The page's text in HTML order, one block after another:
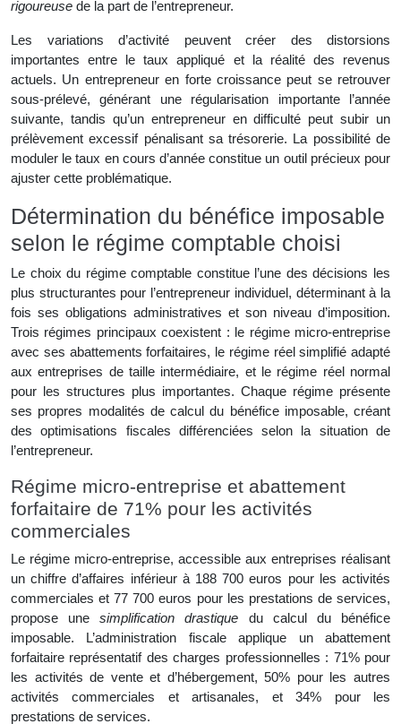
rigoureuse de la part de l’entrepreneur.
Les variations d’activité peuvent créer des distorsions
importantes entre le taux appliqué et la réalité des revenus
actuels. Un entrepreneur en forte croissance peut se retrouver
sous-prélevé, générant une régularisation importante l’année
suivante, tandis qu’un entrepreneur en difficulté peut subir un
prélèvement excessif pénalisant sa trésorerie. La possibilité de
moduler le taux en cours d’année constitue un outil précieux pour
ajuster cette problématique.
Détermination du bénéfice imposable
selon le régime comptable choisi
Le choix du régime comptable constitue l’une des décisions les
plus structurantes pour l’entrepreneur individuel, déterminant à la
fois ses obligations administratives et son niveau d’imposition.
Trois régimes principaux coexistent : le régime micro-entreprise
avec ses abattements forfaitaires, le régime réel simplifié adapté
aux entreprises de taille intermédiaire, et le régime réel normal
pour les structures plus importantes. Chaque régime présente
ses propres modalités de calcul du bénéfice imposable, créant
des optimisations fiscales différenciées selon la situation de
l’entrepreneur.
Régime micro-entreprise et abattement
forfaitaire de 71% pour les activités
commerciales
Le régime micro-entreprise, accessible aux entreprises réalisant
un chiffre d’affaires inférieur à 188 700 euros pour les activités
commerciales et 77 700 euros pour les prestations de services,
propose unesimplification drastique du calcul du bénéfice
imposable. L’administration fiscale applique un abattement
forfaitaire représentatif des charges professionnelles : 71% pour
les activités de vente et d’hébergement, 50% pour les autres
activités commerciales et artisanales, et 34% pour les
prestations de services.